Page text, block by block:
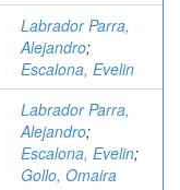
Labrador Parra,
Alejandro;
Escalona, Evelin
Labrador Parra,
Alejandro;
Escalona, Evelin;
Gollo, Omaira